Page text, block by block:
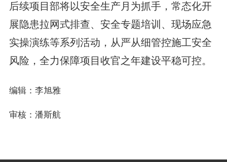
后续项目部将以安全生产月为抓手，常态化开
展隐患拉网式排查、安全专题培训、现场应急
实操演练等系列活动，从严从细管控施工安全
风险，全力保障项目收官之年建设平稳可控。
编辑：李旭雅
审核：潘斯航